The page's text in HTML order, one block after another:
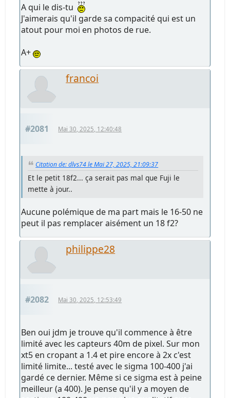
A qui le dis-tu
J'aimerais qu'il garde sa compacité qui est un
atout pour moi en photos de rue.
A+
francoi
#2081 Mai 30, 2025, 12:40:48
Citation de: dlvs74 le Mai 27, 2025, 21:09:37
Et le petit 18f2... ça serait pas mal que Fuji le
mette à jour..
Aucune polémique de ma part mais le 16-50 ne
peut il pas remplacer aisément un 18 f2?
philippe28
#2082 Mai 30, 2025, 12:53:49
Ben oui jdm je trouve qu'il commence à être
limité avec les capteurs 40m de pixel. Sur mon
xt5 en cropant a 1.4 et pire encore à 2x c'est
limité limite... testé avec le sigma 100-400 j'ai
gardé ce dernier. Même si ce sigma est à peine
meilleur (a 400). Je pense qu'il y a moyen de